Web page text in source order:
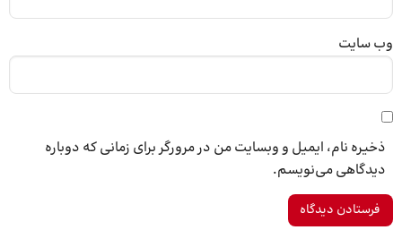
وب‌ سایت
ذخیره نام، ایمیل و وبسایت من در مرورگر برای زمانی که دوباره
دیدگاهی می‌نویسم.